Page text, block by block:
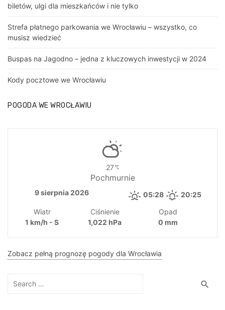
biletów, ulgi dla mieszkańców i nie tylko
Strefa płatnego parkowania we Wrocławiu – wszystko, co
musisz wiedzieć
Buspas na Jagodno – jedna z kluczowych inwestycji w 2024
Kody pocztowe we Wrocławiu
POGODA WE WROCŁAWIU
27
Pochmurnie
9 sierpnia 2026 05:28 20:25
Wiatr
1 km/h - S
Ciśnienie
1,022 hPa
Opad
0 mm
Zobacz pełną prognozę pogody dla Wrocławia
Search
search